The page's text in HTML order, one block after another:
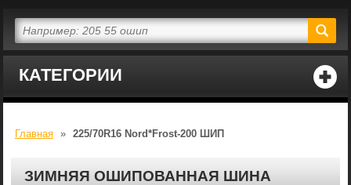
КАТЕГОРИИ
Главная » 225/70R16 Nord*Frost-200 ШИП
ЗИМНЯЯ ОШИПОВАННАЯ ШИНА